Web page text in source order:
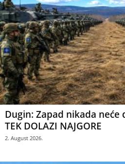
Dugin: Zapad nikada
TEK DOLAZI NAJGORE
2. August 2026.